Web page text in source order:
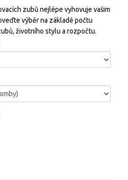
zubů nejlépe vyhovuje vašim
výběr na základě počtu
životního stylu a rozpočtu.